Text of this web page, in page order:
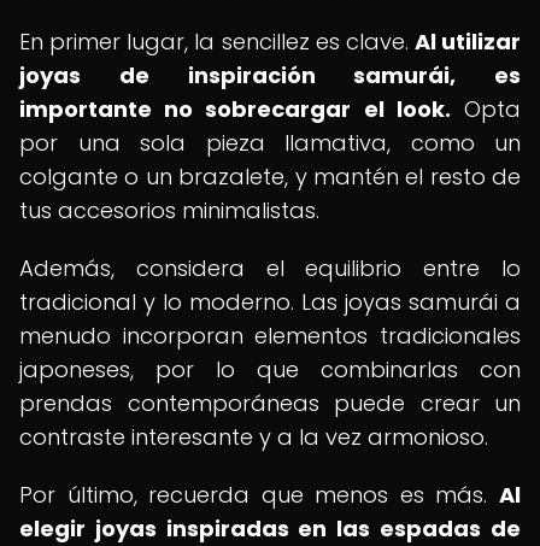
En primer lugar, la sencillez es clave. Al utilizar
joyas de inspiración samurái, es
importante no sobrecargar el look. Opta
por una sola pieza llamativa, como un
colgante o un brazalete, y mantén el resto de
tus accesorios minimalistas.
Además, considera el equilibrio entre lo
tradicional y lo moderno. Las joyas samurái a
menudo incorporan elementos tradicionales
japoneses, por lo que combinarlas con
prendas contemporáneas puede crear un
contraste interesante y a la vez armonioso.
Por último, recuerda que menos es más. Al
elegir joyas inspiradas en las espadas de